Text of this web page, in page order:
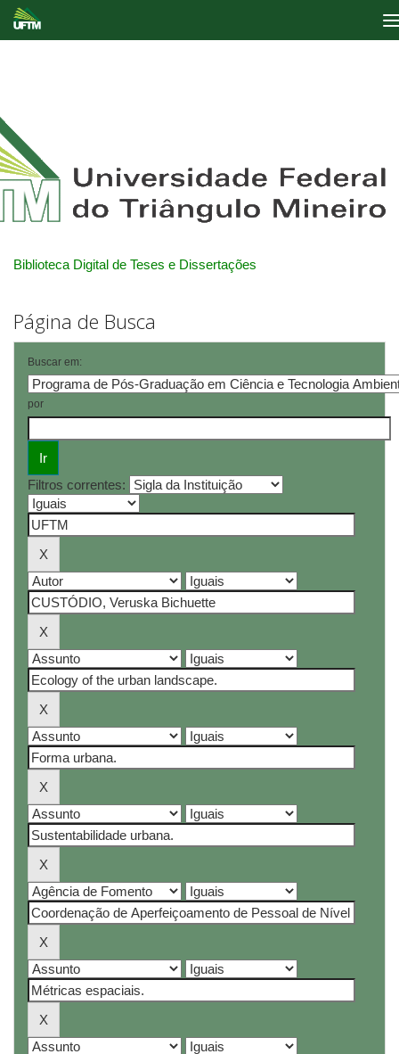
Biblioteca Digital de Teses e Dissertações
Página de Busca
Buscar em:
por
Filtros correntes: